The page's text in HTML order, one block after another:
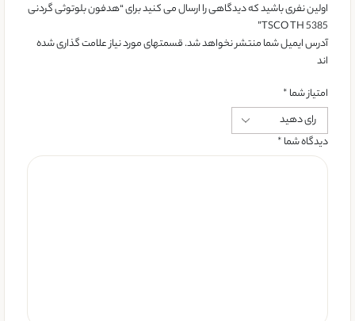
اولین نفری باشید که دیدگاهی را ارسال می کنید برای “هدفون بلوتوثی گردنی
TSCO TH 5385”
آدرس ایمیل شما منتشر نخواهد شد. قسمتهای مورد نیاز علامت گذاری شده
اند
امتیاز شما*
دیدگاه شما*